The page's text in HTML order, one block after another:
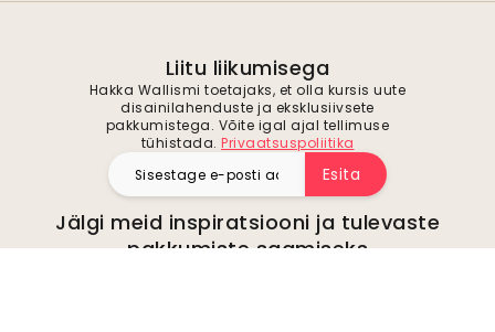
Liitu liikumisega
Hakka Wallismi toetajaks, et olla kursis uute
disainilahenduste ja eksklusiivsete
pakkumistega. Võite igal ajal tellimuse
tühistada. Privaatsuspoliitika
Esita
Jälgi meid inspiratsiooni ja tulevaste
pakkumiste saamiseks